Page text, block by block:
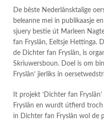
De bêste Nederlânsktalige
beleanne mei in publikaasje
sjuery bestie út Marleen
fan Fryslân, Eeltsje Hettinga.
de Dichter fan Fryslân, is
Skriuwersboun. Doel is om
Fryslân’ jierliks in
It projekt ‘Dichter fan
Fryslân en wurdt útfierd
in Dichter fan Fryslân wol de